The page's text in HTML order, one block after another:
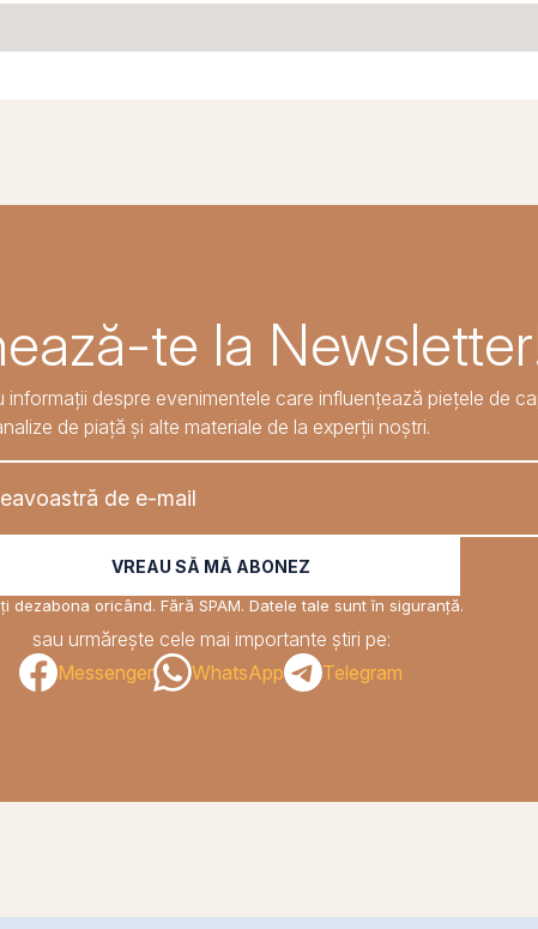
te la
informații despre evenimentele care influențează piețele de
de piață și alte materiale de la experții noștri.
VREAU SĂ MĂ ABONEZ
dezabona oricând. Fără SPAM. Datele tale sunt în siguranță.
sau urmărește cele mai importante știri pe:
Messenger
WhatsApp Telegram